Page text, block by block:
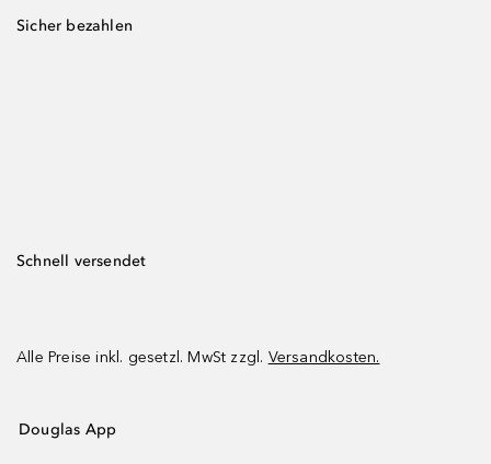
Sicher bezahlen
Schnell versendet
Alle Preise inkl. gesetzl. MwSt zzgl. Versandkosten.
Douglas App